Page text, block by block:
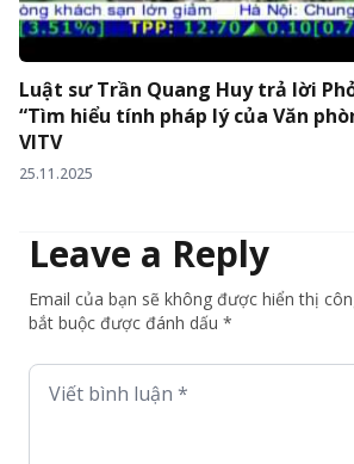
Luật sư Trần Quang Huy trả lời
“Tìm hiểu tính pháp lý của Văn
VITV
25.11.2025
Leave a Reply
Email của bạn sẽ không được hiển thị
bắt buộc được đánh dấu *
Viết bình luận *